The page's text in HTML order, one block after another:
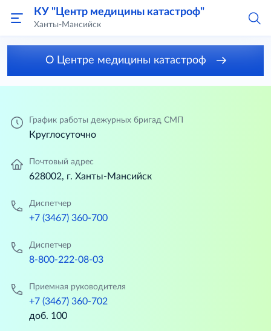
КУ "Центр медицины катастроф"
Ханты-Мансийск
О Центре медицины катастроф
График работы дежурных бригад СМП
Круглосуточно
Почтовый адрес
628002, г. Ханты-Мансийск
Диспетчер
+7 (3467) 360-700
Диспетчер
8-800-222-08-03
Приемная руководителя
+7 (3467) 360-702
доб. 100